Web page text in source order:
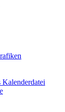
Kalenderdatei